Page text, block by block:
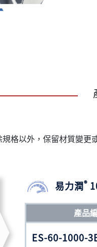
格以外，保留材質變更
易力潤®
產品
ES-60-1000-